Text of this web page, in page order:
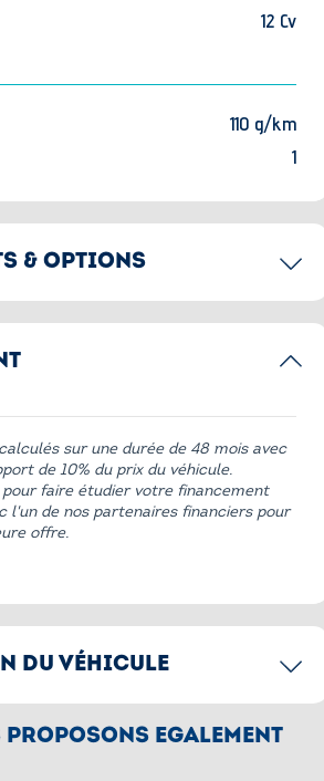
12 Cv
110 g/km
1
& OPTIONS
Edition
sur une durée de 48 mois avec
de 10% du prix du véhicule.
faire étudier votre financement
l'un de nos partenaires financiers pour
offre.
DU VÉHICULE
LA RÉSERVATIONÉGALEMENT